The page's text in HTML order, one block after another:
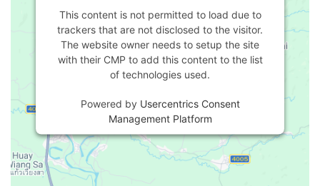
This content is not permitted to load due to
trackers that are not disclosed to the visitor.
The website owner needs to setup the site
with their CMP to add this content to the list
of technologies used.
Powered by Usercentrics Consent
Management Platform